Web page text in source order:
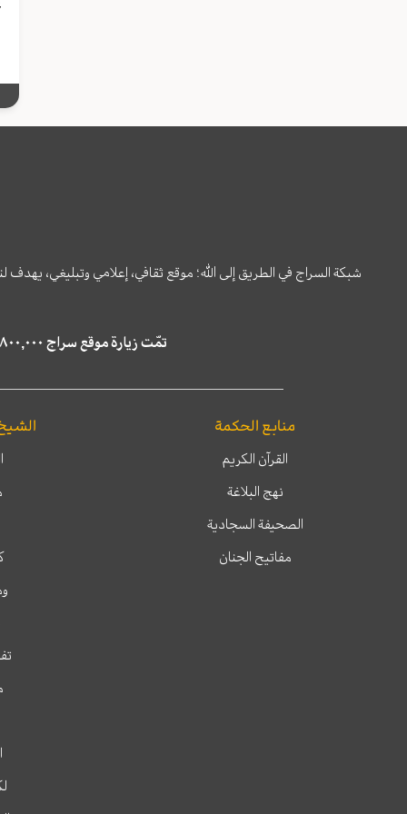
شبكة السراج في الطريق إلى الله؛ موقع ثقافي، إعلامي وتبليغي،
تمّت زيارة موقع سراج ٤,٨٠٠,٠٠٠ مرة خلال الستة أشهر الماضية، كما ظهر في نتائج البحث في محركات البحث٢٢,٢٩٠,٠٠٠ مرّة.
منابع الحكمة
القرآن الكريم
نهج البلاغة
الصحيفة السجادية
مفاتيح الجنان